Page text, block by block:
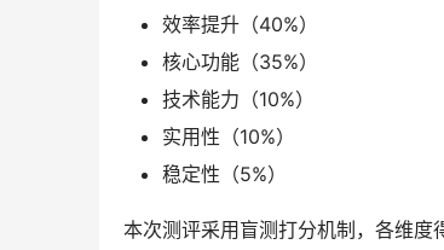
效率提升（40%）
核心功能（35%）
技术能力（10%）
实用性（10%）
稳定性（5%）
本次测评采用盲测打分机制，各维